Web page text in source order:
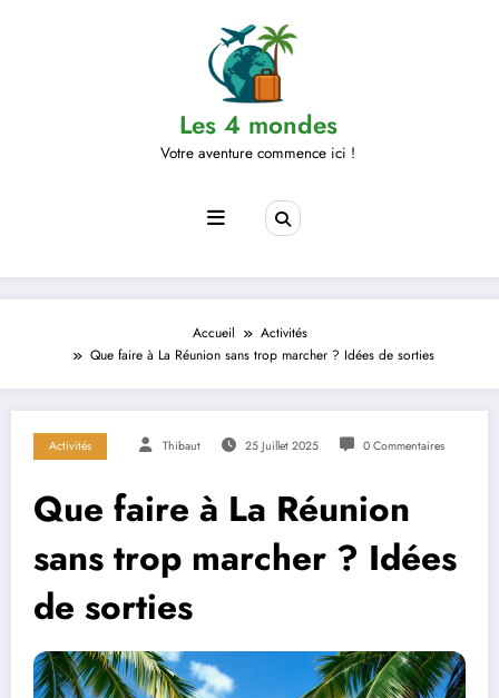
Les 4 mondes
Votre aventure commence ici !
Accueil
Activités
Que faire à La Réunion sans trop marcher ? Idées de sorties
Activités Thibaut 25 Juillet 2025 0 Commentaires
Que faire à La Réunion
sans trop marcher ? Idées
de sorties